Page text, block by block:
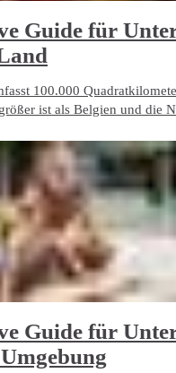
Guide für
100.000
ist als Belgien und die
Gegenden ganz Australiens
sowie Unterkünfte aller Art.
Guide für